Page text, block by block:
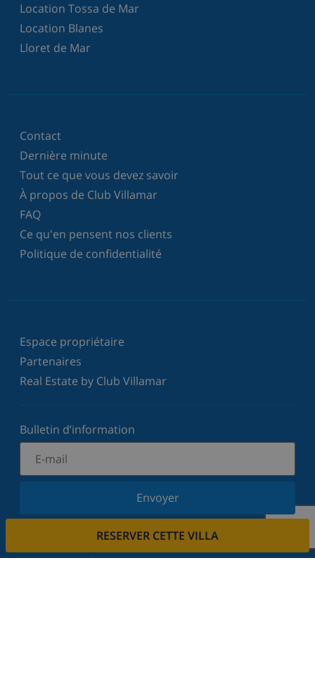
RESERVER CETTE VILLA
Location Tossa de Mar
Location Blanes
Lloret de Mar
Contact
Dernière minute
Tout ce que vous devez savoir
À propos de Club Villamar
FAQ
Ce qu'en pensent nos clients
Politique de confidentialité
Espace propriétaire
Partenaires
Real Estate by Club Villamar
Bulletin d’information
Envoyer
Inscrivez-vous à notre newsletter et restez informé
votre vie privée.